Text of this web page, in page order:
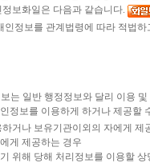
보화일은 다음과 같습니다.
정보를 관계법령에 따라 적법
는 일반 행정정보와 달리 이용
정보를 이용하게 하거나 제공할
거나 보유기관이외의 자에게 제
게 제공하는 경우
위해 당해 처리정보를 이용할